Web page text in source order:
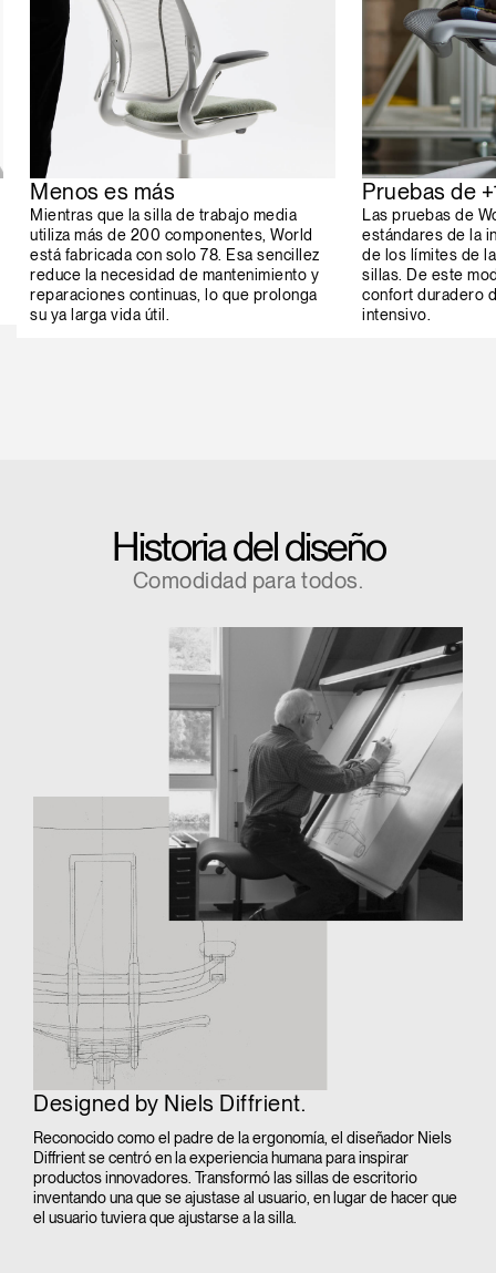
Menos es más
Mientras que la silla de trabajo media
utiliza más de 200 componentes, World
está fabricada con solo 78. Esa sencillez
reduce la necesidad de mantenimiento y
reparaciones continuas, lo que prolonga
su ya larga vida útil.
Pruebas de
Las pruebas de
estándares de la
de los límites de
sillas. De este
confort duradero
intensivo.
Historia del diseño
Comodidad para todos.
Designed by Niels Diffrient.
Reconocido como el padre de la ergonomía, el diseñador Niels
Diffrient se centró en la experiencia humana para inspirar
productos innovadores. Transformó las sillas de escritorio
inventando una que se ajustase al usuario, en lugar de hacer que
el usuario tuviera que ajustarse a la silla.